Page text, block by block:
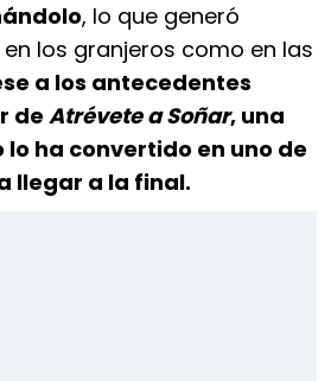
, lo que generó
los granjeros como en las
a los antecedentes
de Atrévete a Soñar, una
ha convertido en uno de
llegar a la final.